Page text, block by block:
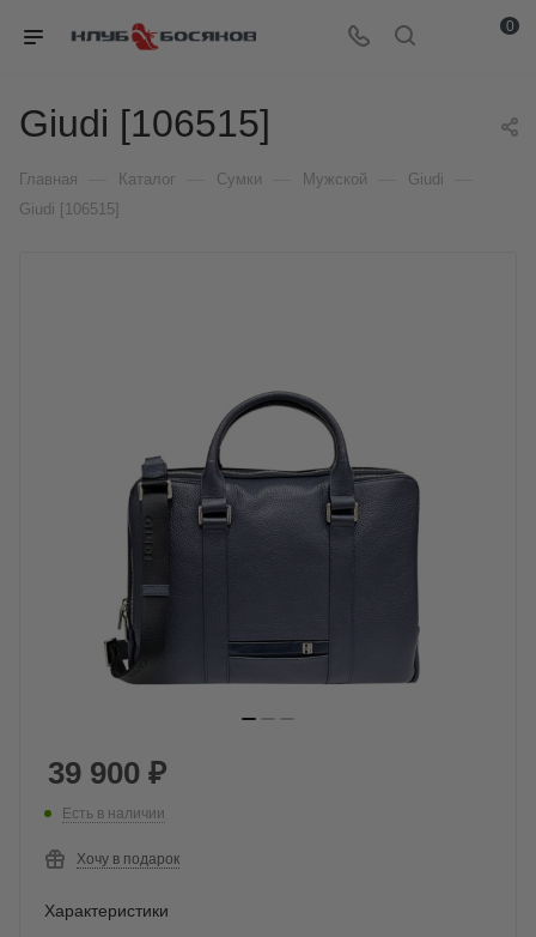
0
Giudi [106515]
Главная Каталог Сумки Мужской Giudi
Giudi [106515]
39 900 ₽
Есть в наличии
Хочу в подарок
Характеристики